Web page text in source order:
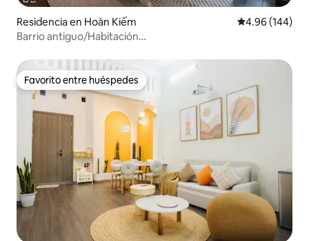
Residencia en Hoàn Kiếm Calificación
4.96 (144)
Barrio antiguo/Habitación
Favorito entre huéspedes
Favorito entre huéspedes